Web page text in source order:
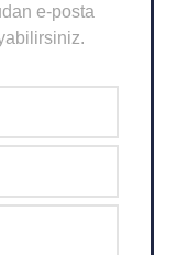
e-posta